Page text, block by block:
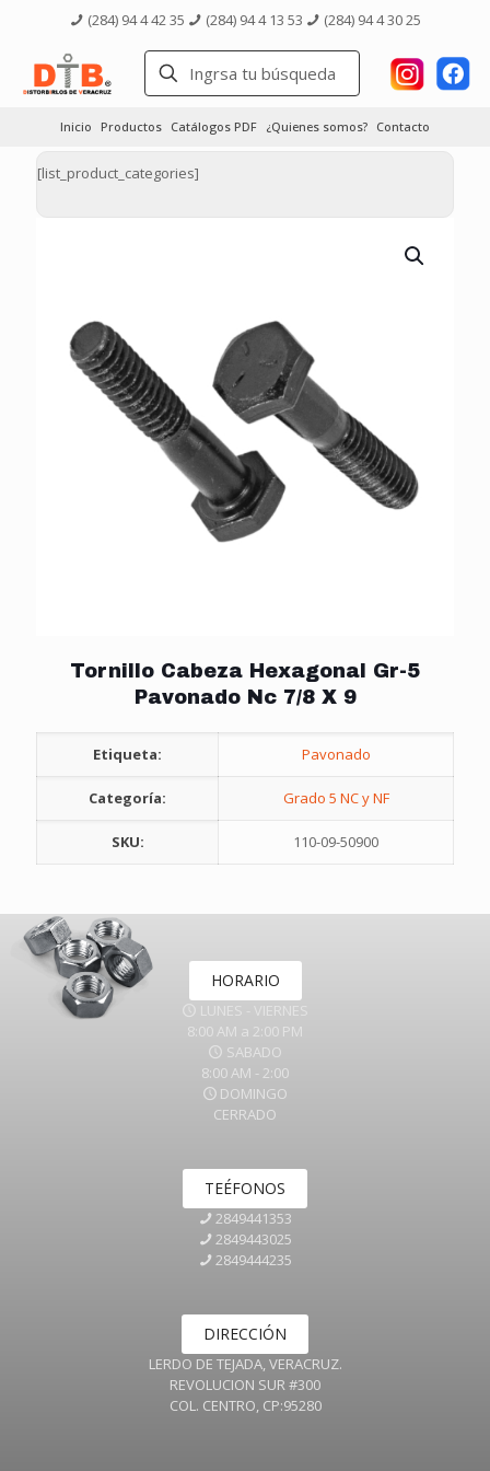
(284) 94 4 42 35 (284) 94 4 13 53 (284) 94 4 30 25
Inicio Productos Catálogos PDF ¿Quienes somos? Contacto
[list_product_categories]
Tornillo Cabeza Hexagonal Gr-5
Pavonado Nc 7/8 X 9
Etiqueta: Pavonado
Categoría: Grado 5 NC y NF
SKU: 110-09-50900
HORARIO
LUNES - VIERNES
8:00 AM a 2:00 PM
SABADO
8:00 AM - 2:00
DOMINGO
CERRADO
TEÉFONOS
2849441353
2849443025
2849444235
DIRECCIÓN
LERDO DE TEJADA, VERACRUZ.
REVOLUCION SUR #300
COL. CENTRO, CP:95280